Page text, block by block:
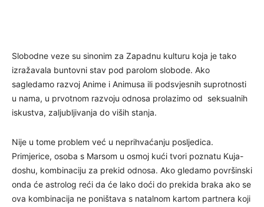
Slobodne veze su sinonim za Zapadnu kulturu koja je tako
izražavala buntovni stav pod parolom slobode. Ako
sagledamo razvoj Anime i Animusa ili podsvjesnih suprotnosti
u nama, u prvotnom razvoju odnosa prolazimo od seksualnih
iskustva, zaljubljivanja do viših stanja.
Nije u tome problem već u neprihvaćanju posljedica.
Primjerice, osoba s Marsom u osmoj kući tvori poznatu Kuja-
doshu, kombinaciju za prekid odnosa. Ako gledamo površinski
onda će astrolog reći da će lako doći do prekida braka ako se
ova kombinacija ne poništava s natalnom kartom partnera koji